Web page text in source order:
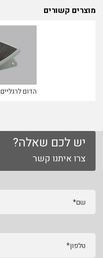
מוצרים קשורים
הדום לרגליים 3M FR330
יש לכם שאלה?
צרו איתנו קשר
שם*
טלפון*